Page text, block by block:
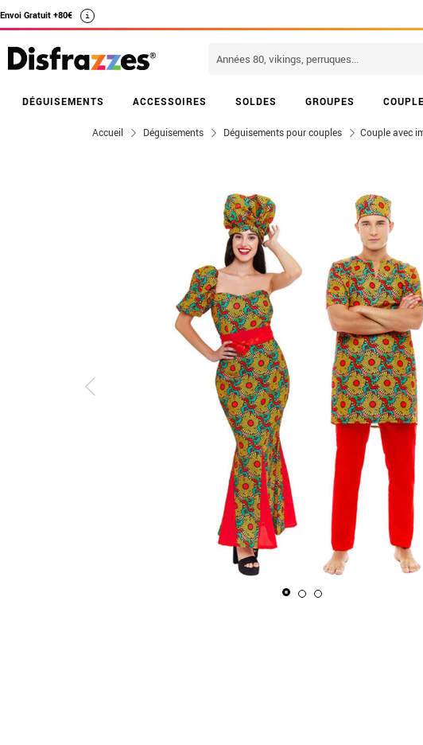
Envoi Gratuit +80€ i
DÉGUISEMENTS ACCESSOIRES SOLDES GROUPES
Accueil Déguisements Déguisements pour couples Couple avec